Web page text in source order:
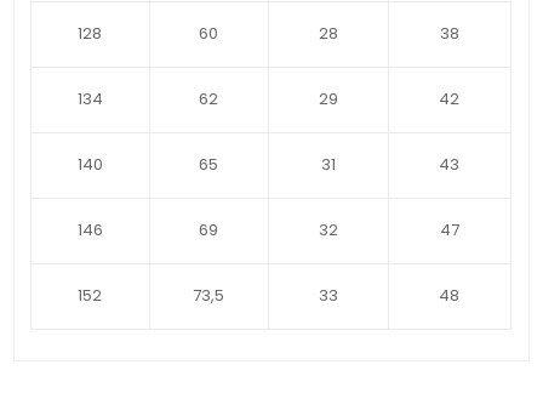
128 60 28 38
134 62 29 42
140 65 31 43
146 69 32 47
152 73,5 33 48